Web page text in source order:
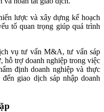
lược và xây dựng kế hoạch
tố quan trọng giúp quá trình
vụ tư vấn M&A, tư vấn sáp
hỗ trợ doanh nghiệp trong việc
định doanh nghiệp và thực
giao dịch sáp nhập doanh